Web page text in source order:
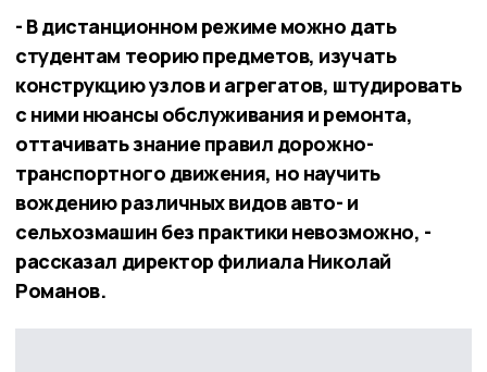
- В дистанционном режиме можно дать
студентам теорию предметов, изучать
конструкцию узлов и агрегатов, штудировать
с ними нюансы обслуживания и ремонта,
оттачивать знание правил дорожно-
транспортного движения, но научить
вождению различных видов авто- и
сельхозмашин без практики невозможно, -
рассказал директор филиала Николай
Романов.